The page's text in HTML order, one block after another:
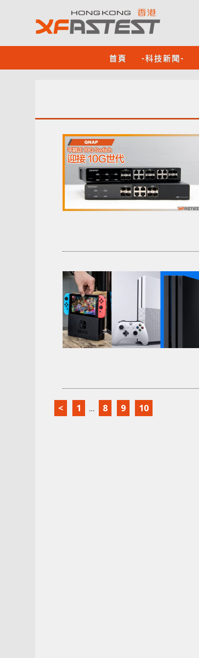
首頁 -科技新聞-
< 1 ... 8 9 10